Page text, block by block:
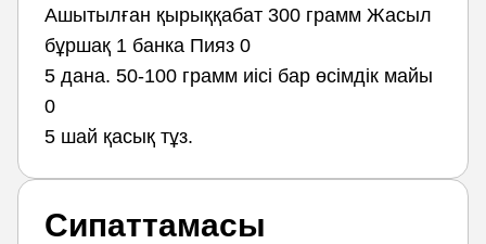
Ашытылған қырыққабат 300 грамм Жасыл
бұршақ 1 банка Пияз 0
5 дана. 50-100 грамм иісі бар өсімдік майы
0
5 шай қасық тұз.
Сипаттамасы